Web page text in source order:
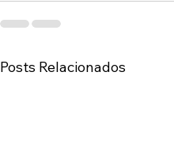
Posts Relacionados